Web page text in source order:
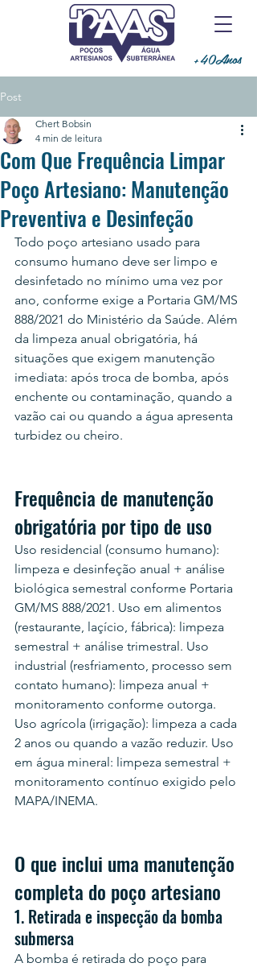
+40Anos
Post
Com Que Frequência Limpar
Poço Artesiano: Manutenção
Preventiva e Desinfeção
Chert Bobsin
4 min de leitura
Todo poço artesiano usado para
consumo humano deve ser limpo e
desinfetado no mínimo uma vez por
ano, conforme exige a Portaria GM/MS
888/2021 do Ministério da Saúde. Além
da limpeza anual obrigatória, há
situações que exigem manutenção
imediata: após troca de bomba, após
enchente ou contaminação, quando a
vazão cai ou quando a água apresenta
turbidez ou cheiro.
Frequência de manutenção
obrigatória por tipo de uso
Uso residencial (consumo humano):
limpeza e desinfeção anual + análise
biológica semestral conforme Portaria
GM/MS 888/2021. Uso em alimentos
(restaurante, laçício, fábrica): limpeza
semestral + análise trimestral. Uso
industrial (resfriamento, processo sem
contato humano): limpeza anual +
monitoramento conforme outorga.
Uso agrícola (irrigação): limpeza a cada
2 anos ou quando a vazão reduzir. Uso
em água mineral: limpeza semestral +
monitoramento contínuo exigido pelo
MAPA/INEMA.
O que inclui uma manutenção
completa do poço artesiano
1. Retirada e inspecção da bomba
submersa
A bomba é retirada do poço para